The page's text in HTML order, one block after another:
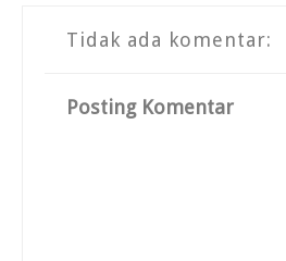
Tidak ada komentar:
Posting Komentar